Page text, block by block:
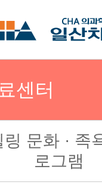
센터
링 문화 · 족
로그램